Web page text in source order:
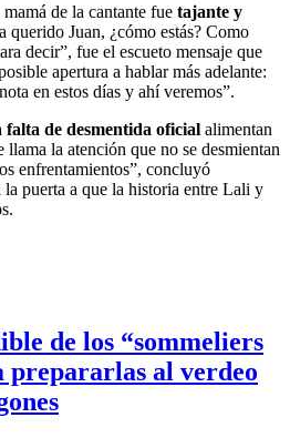
de la cantante fue tajante y
querido Juan, ¿cómo estás? Como
decir”, fue el escueto mensaje que
apertura a hablar más adelante:
en estos días y ahí veremos”.
falta de desmentida oficial alimentan
llama la atención que no se desmientan
enfrentamientos”, concluyó
puerta a que la historia entre Lali y
de los “sommeliers
prepararlas al verdeo